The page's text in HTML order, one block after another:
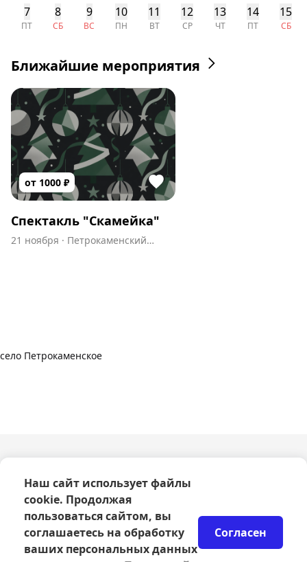
7
ПТ
8
СБ
9
ВС
10
ПН
11
ВТ
12
СР
13
ЧТ
14
ПТ
15
СБ
Ближайшие мероприятия
от 1000 ₽
Спектакль "Скамейка"
21 ноября · Петрокаменский
село Петрокаменское
Оферта
Политика конфиденциальности
Согласие на обработку персональных данных
Правила возврата билетов
Возврат билетов
Наш сайт использует файлы
cookie. Продолжая
пользоваться сайтом, вы
соглашаетесь на обработку
ваших персональных данных
Согласен